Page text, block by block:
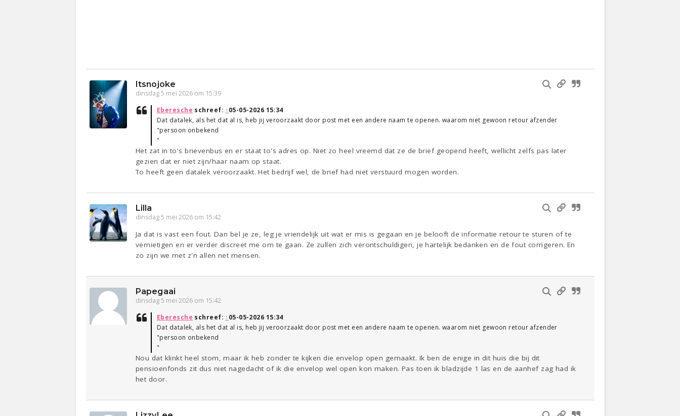
Itsnojoke
dinsdag 5 mei 2026 om 15:39
Eberesche schreef: ↑05-05-2026 15:34
Dat datalek, als het dat al is, heb jij veroorzaakt door post met een andere naam te openen. waarom niet gewoon retour afzender
"persoon onbekend
"
Het zat in to's brievenbus en er staat to's adres op. Niet zo heel vreemd dat ze de brief geopend heeft, wellicht zelfs pas later
gezien dat er niet zijn/haar naam op staat.
To heeft geen datalek veroorzaakt. Het bedrijf wel, de brief had niet verstuurd mogen worden.
Lilla
dinsdag 5 mei 2026 om 15:42
Ja dat is vast een fout. Dan bel je ze, leg je vriendelijk uit wat er mis is gegaan en je belooft de informatie retour te sturen of te
vernietigen en er verder discreet me om te gaan. Ze zullen zich verontschuldigen, je hartelijk bedanken en de fout corrigeren. En
zo zijn we met z'n allen net mensen.
Papegaai
dinsdag 5 mei 2026 om 15:42
Eberesche schreef: ↑05-05-2026 15:34
Dat datalek, als het dat al is, heb jij veroorzaakt door post met een andere naam te openen. waarom niet gewoon retour afzender
"persoon onbekend
"
Nou dat klinkt heel stom, maar ik heb zonder te kijken die envelop open gemaakt. Ik ben de enige in dit huis die bij dit
pensioenfonds zit dus niet nagedacht of ik die envelop wel open kon maken. Pas toen ik bladzijde 1 las en de aanhef zag had ik
het door.